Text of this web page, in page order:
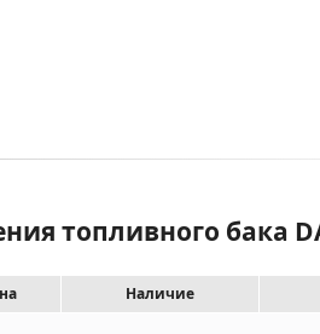
топливного бака
Наличие